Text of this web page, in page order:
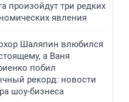
произойдут три редких
явления
Шаляпин влюбился
а Ваня
побил
рекорд: новости
шоу-бизнеса